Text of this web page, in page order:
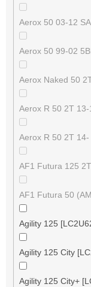
Aerox 50 03-12
Aerox 50 99-02
Aerox Naked 50
Aerox R 50 2T
Aerox R 50 2T 14-
AF1 Futura 125 2T
AF1 Futura 50
Agility 125
Agility 125 City
Agility 125 City+